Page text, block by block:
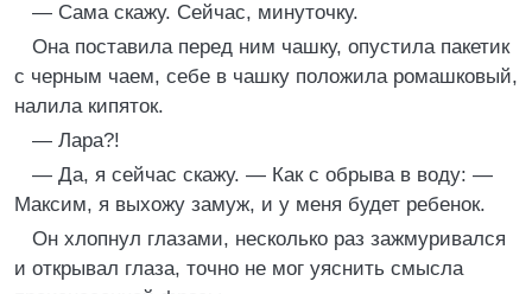
— Сама скажу. Сейчас, минуточку.
Она поставила перед ним чашку, опустила пакетик
с черным чаем, себе в чашку положила ромашковый,
налила кипяток.
— Лара?!
— Да, я сейчас скажу. — Как с обрыва в воду: —
Максим, я выхожу замуж, и у меня будет ребенок.
Он хлопнул глазами, несколько раз зажмуривался
и открывал глаза, точно не мог уяснить смысла